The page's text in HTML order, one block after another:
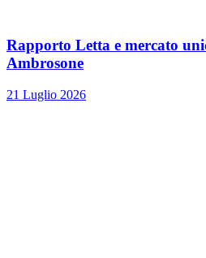
Rapporto Letta e mercato
Ambrosone
21 Luglio 2026